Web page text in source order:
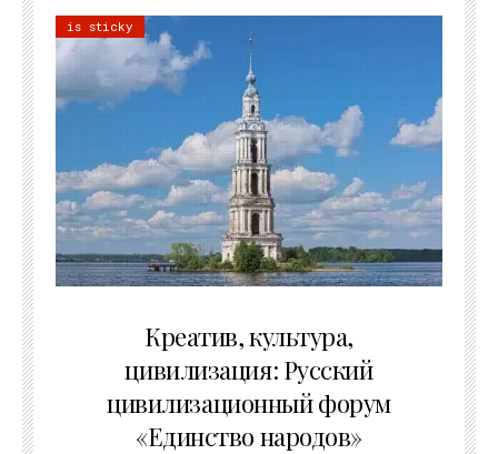
is sticky
Креатив, культура,
цивилизация: Русский
цивилизационный форум
«Единство народов»